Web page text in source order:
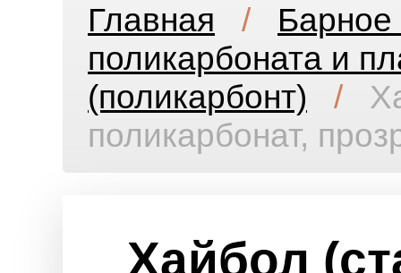
Главная / Барное
поликарбоната и
(поликарбонт) /
поликарбонат,
Хайбол